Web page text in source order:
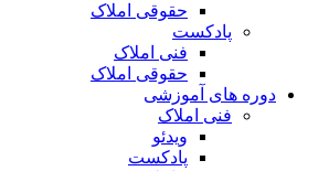
حقوقی املاک
پادکست
فنی املاک
حقوقی املاک
دوره های آموزشی
فنی املاک
ویدئو
پادکست